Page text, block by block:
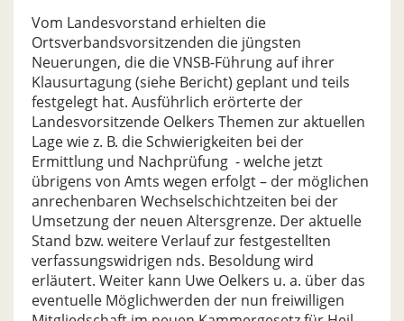
Vom Landesvorstand erhielten die
Ortsverbandsvorsitzenden die jüngsten
Neuerungen, die die VNSB-Führung auf ihrer
Klausurtagung (siehe Bericht) geplant und teils
festgelegt hat. Ausführlich erörterte der
Landesvorsitzende Oelkers Themen zur aktuellen
Lage wie z. B. die Schwierigkeiten bei der
Ermittlung und Nachprüfung - welche jetzt
übrigens von Amts wegen erfolgt – der möglichen
anrechenbaren Wechselschichtzeiten bei der
Umsetzung der neuen Altersgrenze. Der aktuelle
Stand bzw. weitere Verlauf zur festgestellten
verfassungswidrigen nds. Besoldung wird
erläutert. Weiter kann Uwe Oelkers u. a. über das
eventuelle Möglichwerden der nun freiwilligen